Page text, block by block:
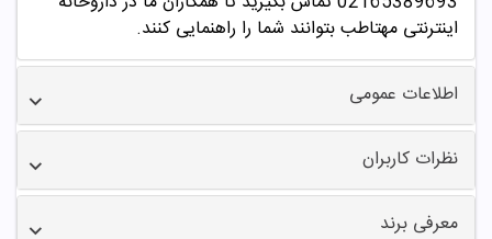
اینترنتی مهتاطب بتوانند شما را راهنمایی کنند.
اطلاعات عمومی
نظرات کاربران
معرفی برند